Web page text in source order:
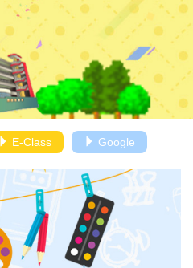
E-Class Google